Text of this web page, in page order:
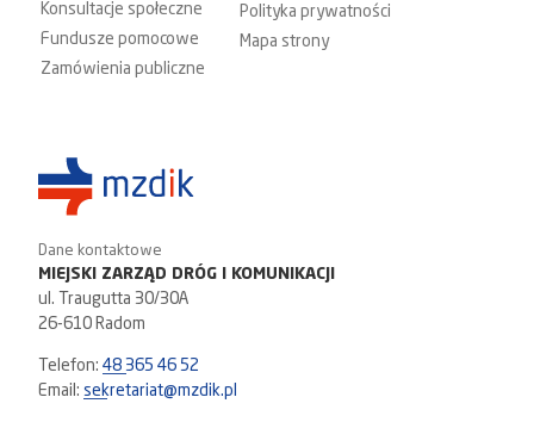
Konsultacje społeczne
Fundusze pomocowe
Zamówienia publiczne
Polityka prywatności
Mapa strony
Dane kontaktowe
MIEJSKI ZARZĄD DRÓG I KOMUNIKACJI
ul. Traugutta 30/30A
26-610 Radom
Telefon:48 365 46 52
Email:sekretariat@mzdik.pl